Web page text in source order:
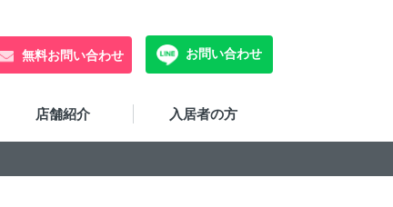
無料お問い合わせ お問い合わせ
店舗紹介 入居者の方